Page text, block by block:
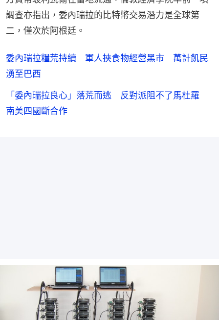
調查亦指出，委內瑞拉的比特幣交易潛力是全球第
二，僅次於阿根廷。
委內瑞拉糧荒持續 軍人挾食物經營黑市 萬計飢民
湧至巴西
「委內瑞拉良心」落荒而逃 反對派阻不了馬杜羅
南美四國斷合作